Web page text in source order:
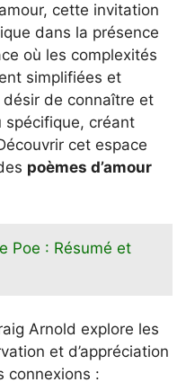
cette invitation
dans la présence
où les complexités
simplifiées et
de connaître et
spécifique, créant
cet espace
poèmes d’amour
Poe : Résumé et
Arnold explore les
et d’appréciation
connexions :